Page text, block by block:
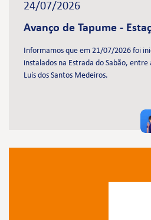
24/07/2026
Avanço de Tapume -
Informamos que em 21/07/2026 foi
instalados na Estrada do Sabão, entre
Luís dos Santos Medeiros.